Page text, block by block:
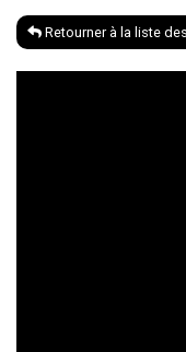
Retourner à la liste